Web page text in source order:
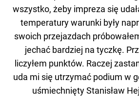
wszystko, żeby impreza się
temperatury warunki były
swoich przejazdach
jechać bardziej na tyczkę.
liczyłem punktów. Raczej
uda mi się utrzymać podium w
uśmiechnięty Stanisław